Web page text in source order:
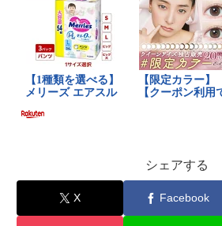
シェアする
X Facebook